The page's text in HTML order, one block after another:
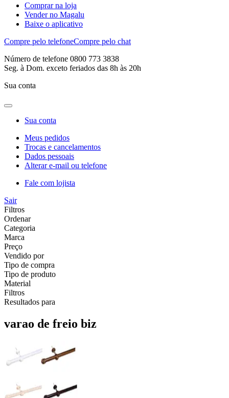
Comprar na loja
Vender no Magalu
Baixe o aplicativo
Compre pelo telefoneCompre pelo chat
Número de telefone 0800 773 3838
Seg. à Dom. exceto feriados das 8h às 20h
Sua conta
Sua conta
Meus pedidos
Trocas e cancelamentos
Dados pessoais
Alterar e-mail ou telefone
Fale com lojista
Sair
Filtros
Ordenar
Categoria
Marca
Preço
Vendido por
Tipo de compra
Tipo de produto
Material
Filtros
Resultados para
varao de freio biz